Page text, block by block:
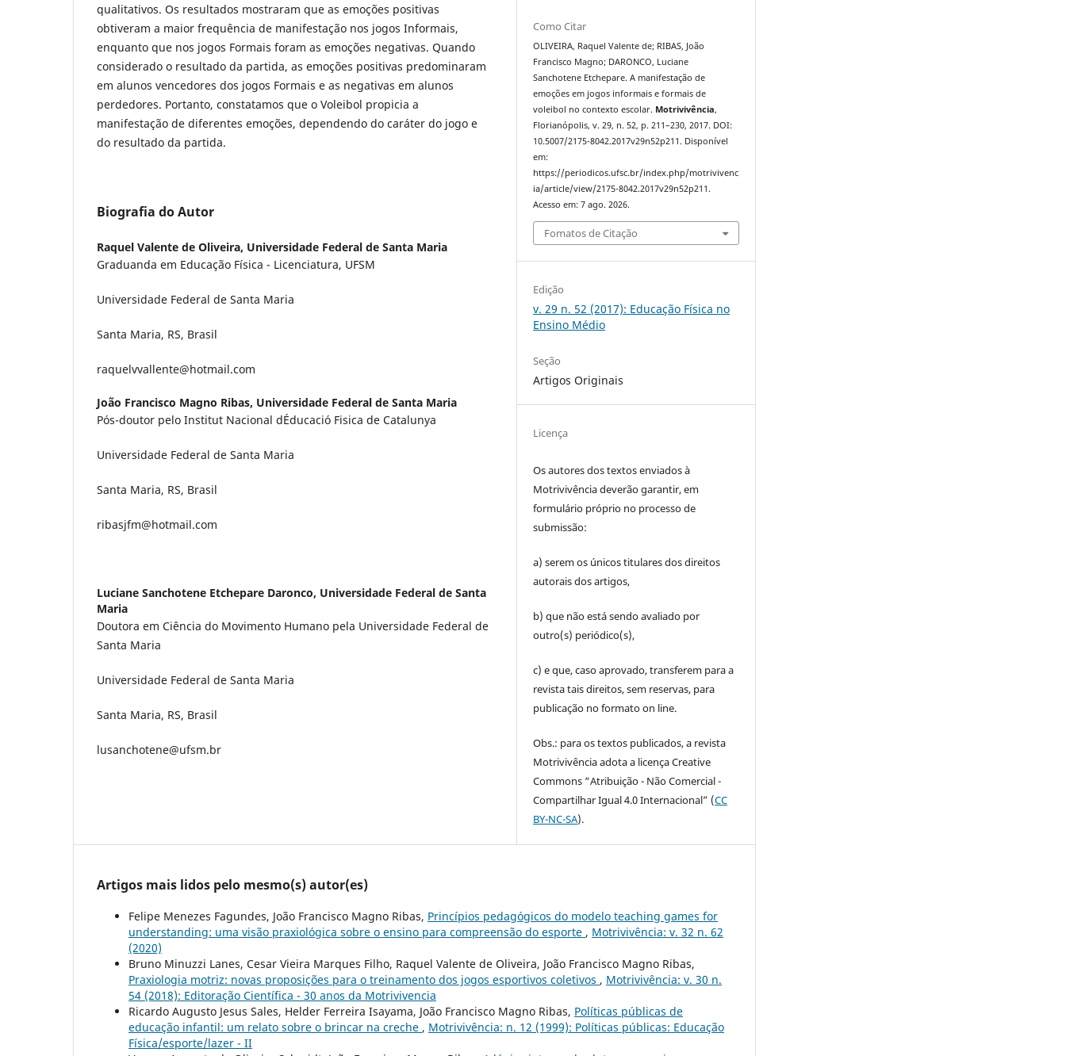
qualitativos. Os resultados mostraram que as emoções positivas
obtiveram a maior frequência de manifestação nos jogos Informais,
enquanto que nos jogos Formais foram as emoções negativas. Quando
considerado o resultado da partida, as emoções positivas predominaram
em alunos vencedores dos jogos Formais e as negativas em alunos
perdedores. Portanto, constatamos que o Voleibol propicia a
manifestação de diferentes emoções, dependendo do caráter do jogo e
do resultado da partida.
Biografia do Autor
Raquel Valente de Oliveira, Universidade Federal de Santa Maria
Graduanda em Educação Física - Licenciatura, UFSM
Universidade Federal de Santa Maria
Santa Maria, RS, Brasil
raquelvvallente@hotmail.com
João Francisco Magno Ribas, Universidade Federal de Santa Maria
Pós-doutor pelo Institut Nacional dÉducació Fisica de Catalunya
Universidade Federal de Santa Maria
Santa Maria, RS, Brasil
ribasjfm@hotmail.com
Luciane Sanchotene Etchepare Daronco, Universidade Federal de Santa
Maria
Doutora em Ciência do Movimento Humano pela Universidade Federal de
Santa Maria
Universidade Federal de Santa Maria
Santa Maria, RS, Brasil
lusanchotene@ufsm.br
Como Citar
OLIVEIRA, Raquel Valente de; RIBAS, João
Francisco Magno; DARONCO, Luciane
Sanchotene Etchepare. A manifestação de
emoções em jogos informais e formais de
voleibol no contexto escolar. Motrivivência,
Florianópolis, v. 29, n. 52, p. 211–230, 2017. DOI:
10.5007/2175-8042.2017v29n52p211. Disponível
em:
https://periodicos.ufsc.br/index.php/motrivivenc
ia/article/view/2175-8042.2017v29n52p211.
Acesso em: 7 ago. 2026.
Fomatos de Citação
Edição
v. 29 n. 52 (2017): Educação Física no
Ensino Médio
Seção
Artigos Originais
Licença
Os autores dos textos enviados à
Motrivivência deverão garantir, em
formulário próprio no processo de
submissão:
a) serem os únicos titulares dos direitos
autorais dos artigos,
b) que não está sendo avaliado por
outro(s) periódico(s),
c) e que, caso aprovado, transferem para a
revista tais direitos, sem reservas, para
publicação no formato on line.
Obs.: para os textos publicados, a revista
Motrivivência adota a licença Creative
Commons “Atribuição - Não Comercial -
Compartilhar Igual 4.0 Internacional” (CC
BY-NC-SA).
Artigos mais lidos pelo mesmo(s) autor(es)
Felipe Menezes Fagundes, João Francisco Magno Ribas, Princípios pedagógicos do modelo teaching games for
understanding: uma visão praxiológica sobre o ensino para compreensão do esporte , Motrivivência: v. 32 n. 62
(2020)
Bruno Minuzzi Lanes, Cesar Vieira Marques Filho, Raquel Valente de Oliveira, João Francisco Magno Ribas,
Praxiologia motriz: novas proposições para o treinamento dos jogos esportivos coletivos , Motrivivência: v. 30 n.
54 (2018): Editoração Científica - 30 anos da Motrivivencia
Ricardo Augusto Jesus Sales, Helder Ferreira Isayama, João Francisco Magno Ribas, Políticas públicas de
educação infantil: um relato sobre o brincar na creche , Motrivivência: n. 12 (1999): Políticas públicas: Educação
Física/esporte/lazer - II